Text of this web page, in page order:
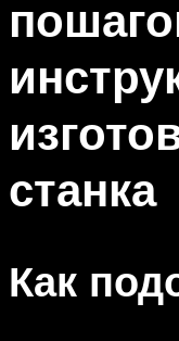
станка
Как